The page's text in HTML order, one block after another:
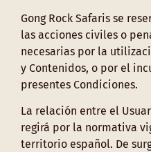
Gong Rock Safaris se
las acciones civiles o
necesarias por la
y Contenidos, o por el
presentes Condiciones.
La relación entre el
regirá por la normativa
territorio español. De